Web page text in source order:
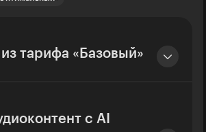
тарифа «Базовый»
с AI